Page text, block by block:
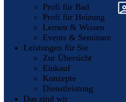
Profi für Bad
Profi für Heizung
Lernen & Wissen
Events & Seminare
Leistungen für Sie
Zur Übersicht
Einkauf
Konzepte
Dienstleistung
Das sind wir